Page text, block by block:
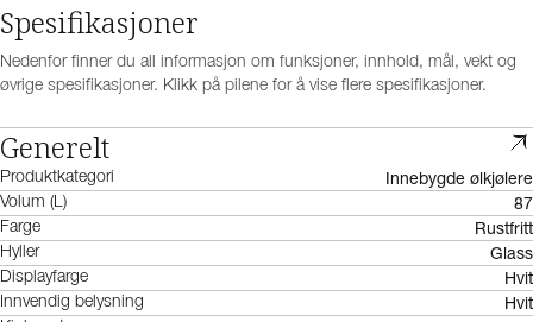
Spesifikasjoner
Nedenfor finner du all informasjon om funksjoner, innhold, mål, vekt og
øvrige spesifikasjoner. Klikk på pilene for å vise flere spesifikasjoner.
Generelt
Produktkategori Innebygde ølkjølere
Volum (L) 87
Farge Rustfritt
Hyller Glass
Displayfarge Hvit
Innvendig belysning Hvit